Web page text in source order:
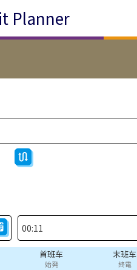
Planner
首班车
始発
末班车
終電